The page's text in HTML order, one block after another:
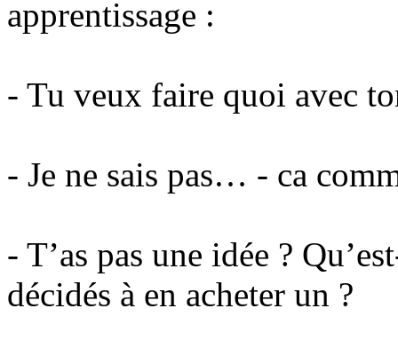
apprentissage :
- Tu veux faire quoi avec
- Je ne sais pas… - ca
- T’as pas une idée ?
décidés à en acheter un ?